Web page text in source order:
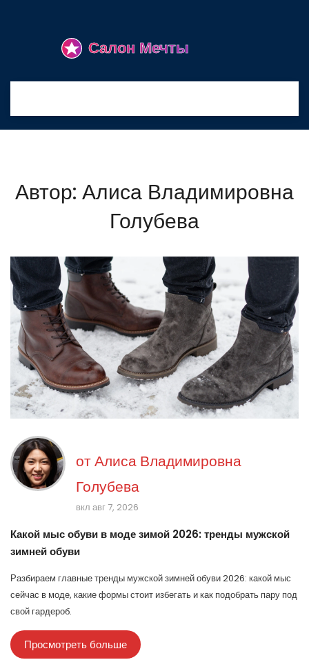
Автор: Алиса Владимировна
Голубева
отАлиса Владимировна
Голубева
вкл авг 7, 2026
Какой мыс обуви в моде зимой 2026: тренды мужской
зимней обуви
Разбираем главные тренды мужской зимней обуви 2026: какой мыс
сейчас в моде, какие формы стоит избегать и как подобрать пару под
свой гардероб.
Просмотреть больше